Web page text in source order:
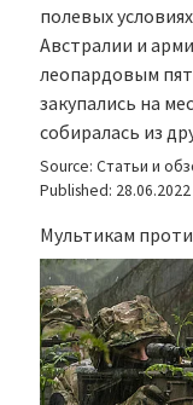
полевых
Австралии и
леопардовым
закупались на
собиралась из
Source: Статьи и
Published:
Мультикам